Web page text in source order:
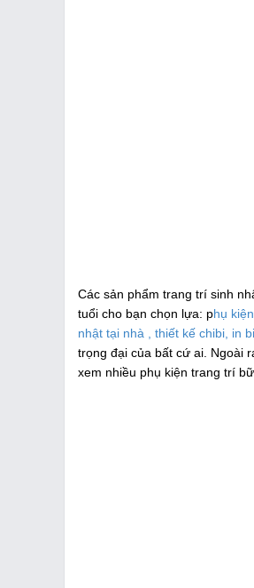
Các sản phẩm trang trí sinh
tuổi cho bạn chọn lựa: phụ
nhật tại nhà , thiết kế chibi, in
trọng đại của bất cứ ai. Ngoài
xem nhiều phụ kiện trang trí